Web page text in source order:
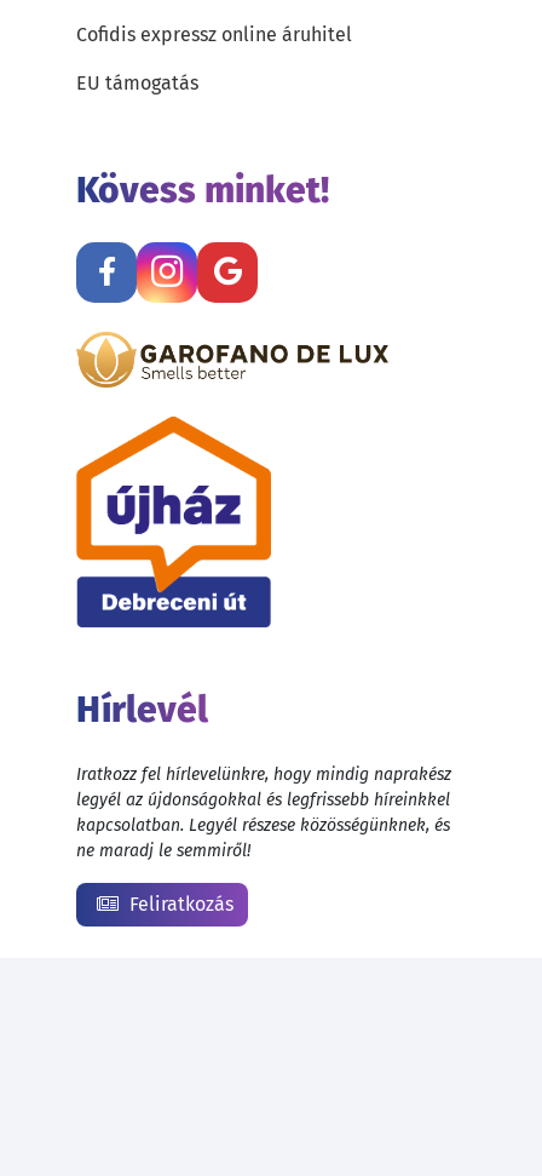
Cofidis expressz online áruhitel
EU támogatás
Kövess minket!
Hírlevél
Iratkozz fel hírlevelünkre, hogy mindig naprakész
legyél az újdonságokkal és legfrissebb híreinkkel
kapcsolatban. Legyél részese közösségünknek, és
ne maradj le semmiről!
Feliratkozás